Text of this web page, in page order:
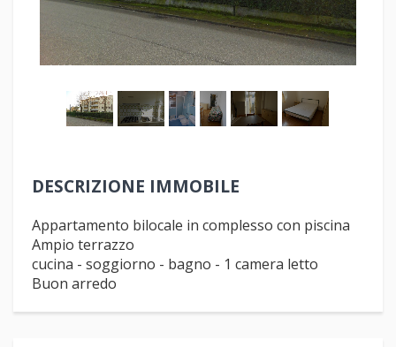
1/10
DESCRIZIONE IMMOBILE
Appartamento bilocale in complesso con piscina
Ampio terrazzo
cucina - soggiorno - bagno - 1 camera letto
Buon arredo